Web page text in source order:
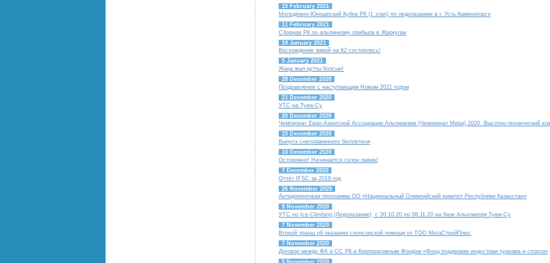
15 February 2021
Молодёжно-Юношеский Кубок РК (1 этап) по ледолазанию в г. Усть-Каменогорск
11 February 2021
Сборная РК по альпинизму прибыла в Жаркулак
19 January 2021
Восхождение зимой на К2 состоялось!
5 January 2021
Жаңа жыл құтты болсын!
28 December 2020
Поздравление с наступающим Новым 2021 годом
21 December 2020
УТС на Туюк-Су
20 December 2020
Чемпионат Евро-Азиатской Ассоциации Альпинизма (Чемпионат Мира) 2020. Высотно-технический
15 December 2020
Выпуск снеголавинного бюллетеня
10 December 2020
Осторожно! Начинается сезон лавин!
7 December 2020
Отчёт IFSC за 2019 год
26 November 2020
Антидопинговая программа ОО «Национальный Олимпийский комитет Республики Казахстан»
9 November 2020
УТС по Ice-Climbing (Ледолазание), с 30.10.20 по 08.11.20 на базе Альплагеря Туюк-Су
7 November 2020
Второй транш об оказании спонсорской помощи от ТОО МегаСтройПлюс
7 November 2020
Договор между ФА и СС РК и Корпоративным Фондом «Фонд поддержки индустрии туризма и спорта»
5 November 2020